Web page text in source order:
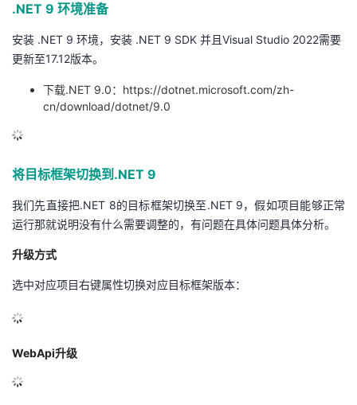
.NET 9 环境准备
安装 .NET 9 环境，安装 .NET 9 SDK 并且Visual Studio 2022需要
更新至17.12版本。
下载.NET 9.0：https://dotnet.microsoft.com/zh-
cn/download/dotnet/9.0
将目标框架切换到.NET 9
我们先直接把.NET 8的目标框架切换至.NET 9，假如项目能够正常
运行那就说明没有什么需要调整的，有问题在具体问题具体分析。
升级方式
选中对应项目右键属性切换对应目标框架版本：
WebApi升级